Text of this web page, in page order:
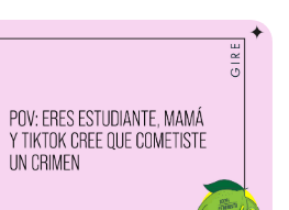
que llamó mi atención cuando
“mi escuela me está negando un
para la lactancia”. […]